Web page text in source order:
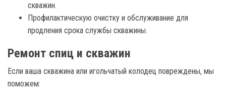
скважин.
Профилактическую очистку и обслуживание для
продления срока службы скважины.
Ремонт спиц и скважин
Если ваша скважина или игольчатый колодец повреждены, мы
поможем: